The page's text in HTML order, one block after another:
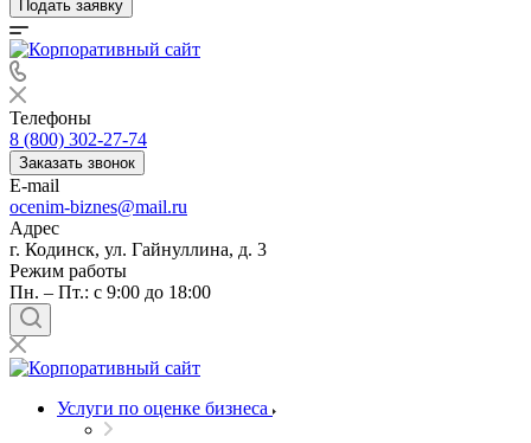
Подать заявку
Телефоны
8 (800) 302-27-74
Заказать звонок
E-mail
ocenim-biznes@mail.ru
Адрес
г. Кодинск, ул. Гайнуллина, д. 3
Режим работы
Пн. – Пт.: с 9:00 до 18:00
Услуги по оценке бизнеса
Выберите ваш город
Например:Кодинск
Абакан
Абдулино
Абинск
Азов
Аксай
Алушта